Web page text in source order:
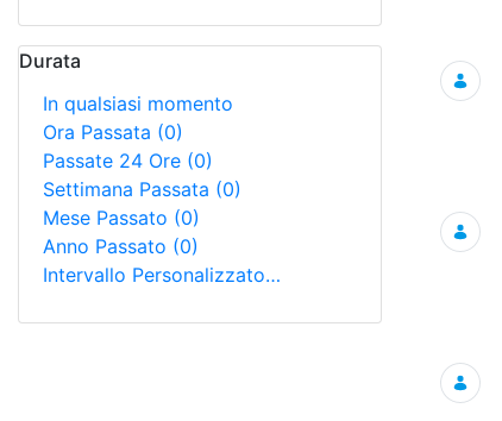
Durata
In qualsiasi momento
Ora Passata (0)
Passate 24 Ore (0)
Settimana Passata (0)
Mese Passato (0)
Anno Passato (0)
Intervallo Personalizzato…